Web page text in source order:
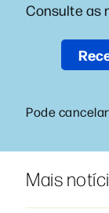
Consulte as
Pode
Mais